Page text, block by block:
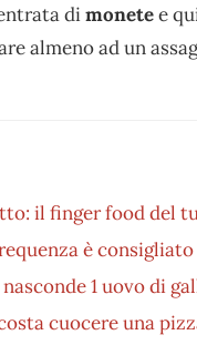
dimonetee
almeno ad un
il finger food del
è
1 uovo di
cuocere una